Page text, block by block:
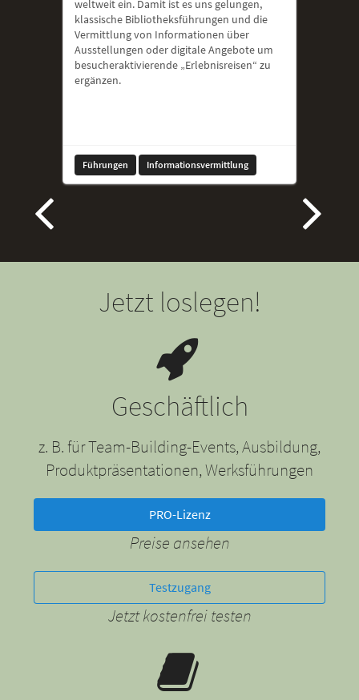
weltweit ein. Damit ist es uns gelungen,
klassische Bibliotheksführungen und die
Vermittlung von Informationen über
Ausstellungen oder digitale Angebote um
besucheraktivierende „Erlebnisreisen“ zu
ergänzen.
Führungen Informationsvermittlung
Jetzt loslegen!
Geschäftlich
z. B. für Team-Building-Events, Ausbildung,
Produktpräsentationen, Werksführungen
PRO-Lizenz
Preise ansehen
Testzugang
Jetzt kostenfrei testen